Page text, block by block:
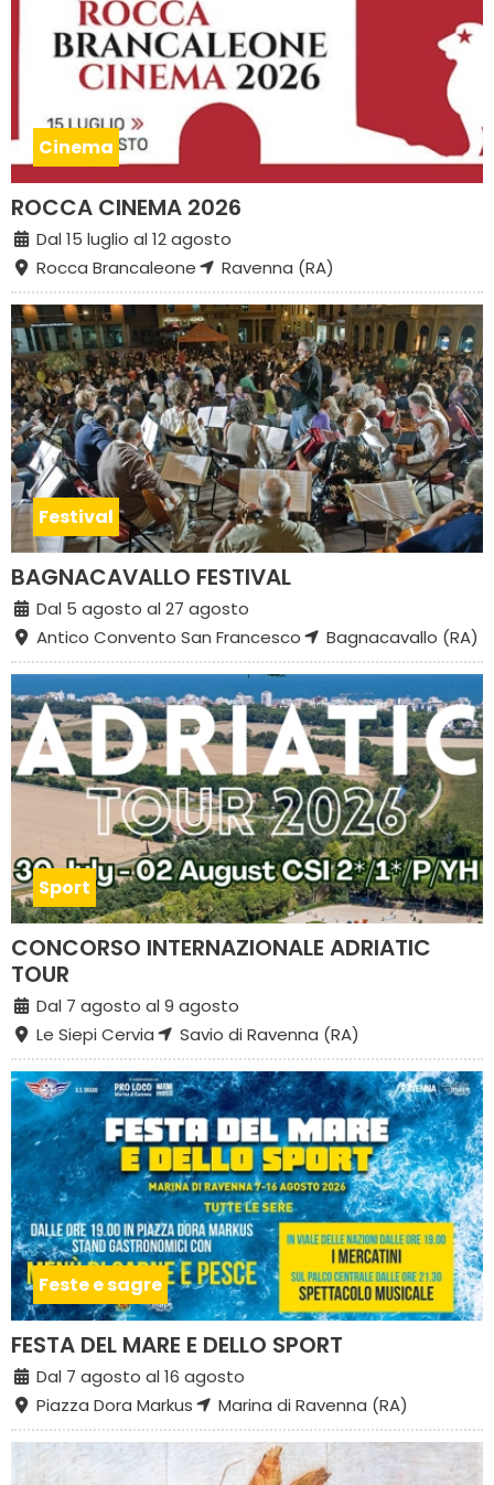
Cinema
ROCCA CINEMA 2026
Dal 15 luglio al 12 agosto
Rocca Brancaleone
Ravenna (RA)
Festival
BAGNACAVALLO FESTIVAL
Dal 5 agosto al 27 agosto
Antico Convento San Francesco
Bagnacavallo (RA)
Sport
CONCORSO INTERNAZIONALE ADRIATIC
TOUR
Dal 7 agosto al 9 agosto
Le Siepi Cervia
Savio di Ravenna (RA)
Feste e sagre
FESTA DEL MARE E DELLO SPORT
Dal 7 agosto al 16 agosto
Piazza Dora Markus
Marina di Ravenna (RA)